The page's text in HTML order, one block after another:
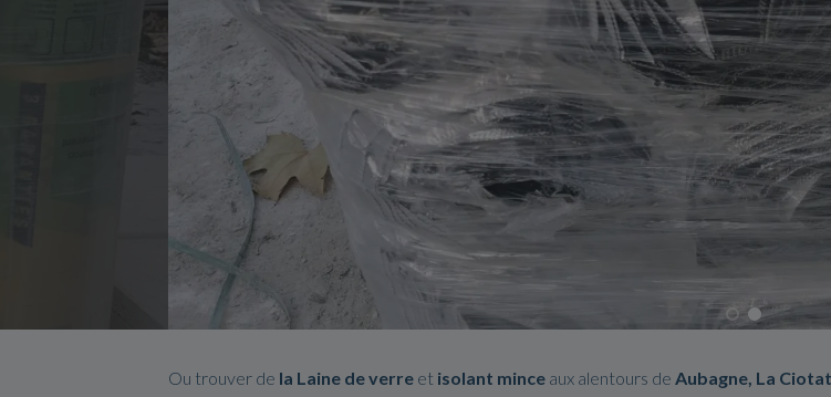
Ou trouver de la Laine de verre et isolant mince aux alentours de Aubagne, La